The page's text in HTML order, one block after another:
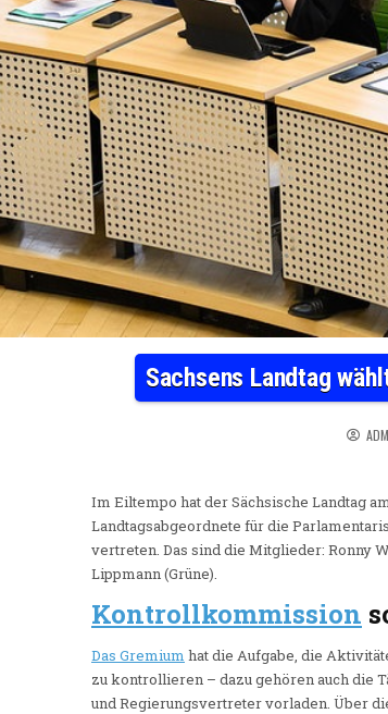
Sachsens Landtag
Im Eiltempo hat der Sächsische Landtag
Landtagsabgeordnete für die
vertreten. Das sind die Mitglieder: Ronny
Lippmann (Grüne).
Kontrollkommission
Das Gremium hat die Aufgabe, die
zu kontrollieren – dazu gehören auch die
und Regierungsvertreter vorladen. Über